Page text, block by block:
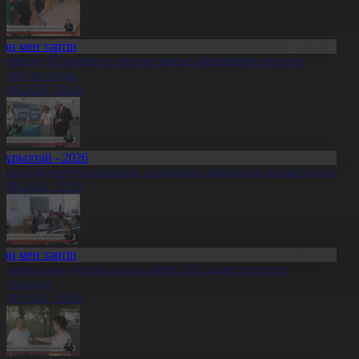
мен тәртіп
10 миллион теңгені заңсыз айналымға енгізген
ұсталды
20:10
- 2026
депутаттарының сайлауына дайындық пысықталды
20:10
мен тәртіп
туралы заңға сәйкес 620 адам түрмеден
20:09